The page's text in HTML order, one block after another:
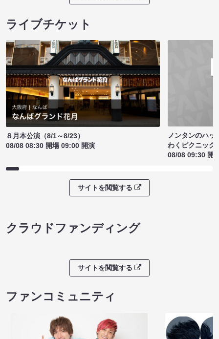
ライブチケット
８月本公演（8/1～8/23）
08/08 08:30 開場 09:00 開演
ノンタンのハッ
わくピクニック
08/08 09:30 開
サイトを閲覧する
クラウドファンディング
サイトを閲覧する
ファンコミュニティ